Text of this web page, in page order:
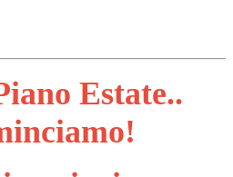
Estate..